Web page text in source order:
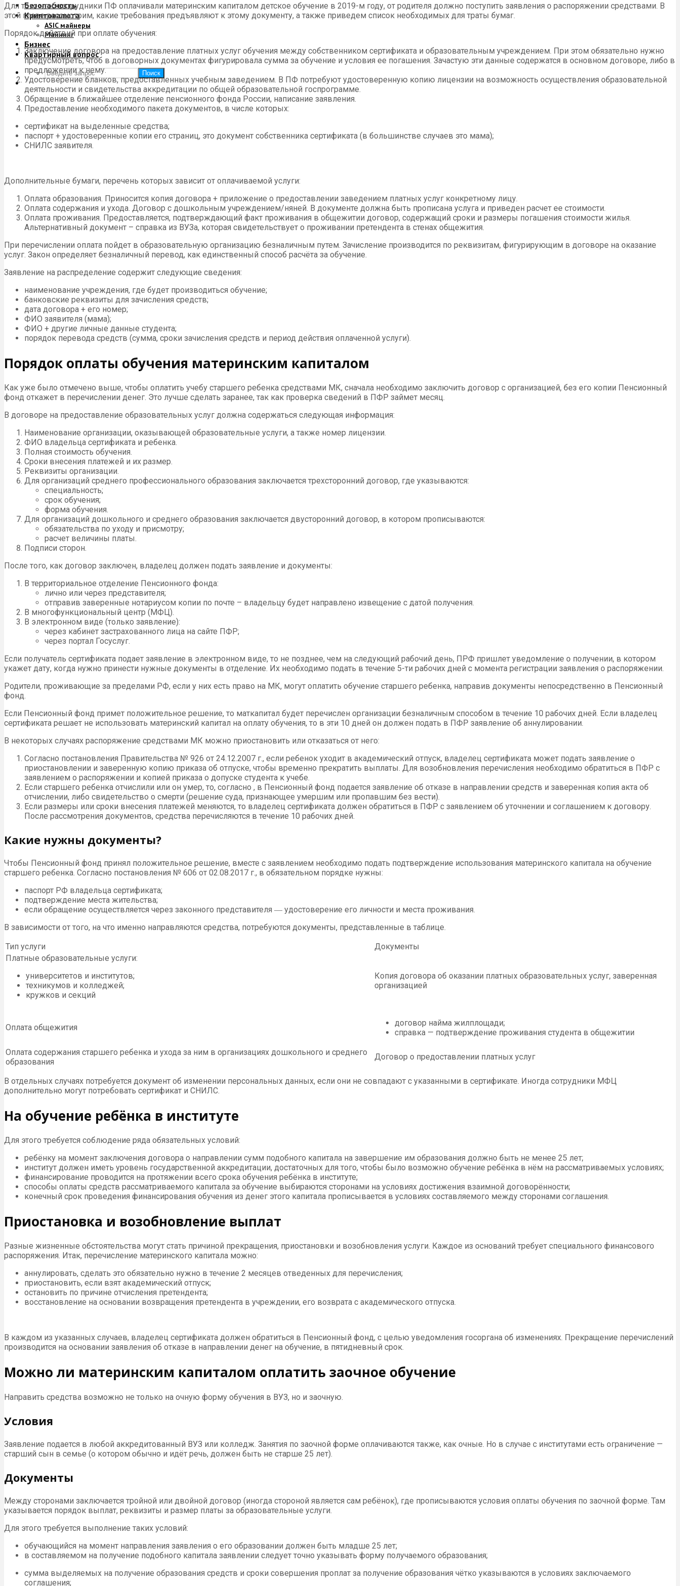
Безопасность
Криптовалюта
ASIC майнеры
Майнинг
Бизнес
Квартирный вопрос
Поиск
Для того чтоб сотрудники ПФ оплачивали материнским капиталом детское обучение в 2019-м году, от родителя должно поступить заявления о распоряжении средствами. В
этой главе рассмотрим, какие требования предъявляют к этому документу, а также приведем список необходимых для траты бумаг.
Порядок действий при оплате обучения:
Заключение договора на предоставление платных услуг обучения между собственником сертификата и образовательным учреждением. При этом обязательно нужно
предусмотреть, чтоб в договорных документах фигурировала сумма за обучение и условия ее погашения. Зачастую эти данные содержатся в основном договоре, либо в
предложении к нему.
Удостоверение бланков, предоставленных учебным заведением. В ПФ потребуют удостоверенную копию лицензии на возможность осуществления образовательной
деятельности и свидетельства аккредитации по общей образовательной госпрограмме.
Обращение в ближайшее отделение пенсионного фонда России, написание заявления.
Предоставление необходимого пакета документов, в числе которых:
сертификат на выделенные средства;
паспорт + удостоверенные копии его страниц, это документ собственника сертификата (в большинстве случаев это мама);
СНИЛС заявителя.
Дополнительные бумаги, перечень которых зависит от оплачиваемой услуги:
Оплата образования. Приносится копия договора + приложение о предоставлении заведением платных услуг конкретному лицу.
Оплата содержания и ухода. Договор с дошкольным учреждением/няней. В документе должна быть прописана услуга и приведен расчет ее стоимости.
Оплата проживания. Предоставляется, подтверждающий факт проживания в общежитии договор, содержащий сроки и размеры погашения стоимости жилья.
Альтернативный документ – справка из ВУЗа, которая свидетельствует о проживании претендента в стенах общежития.
При перечислении оплата пойдет в образовательную организацию безналичным путем. Зачисление производится по реквизитам, фигурирующим в договоре на оказание
услуг. Закон определяет безналичный перевод, как единственный способ расчёта за обучение.
Заявление на распределение содержит следующие сведения:
наименование учреждения, где будет производиться обучение;
банковские реквизиты для зачисления средств;
дата договора + его номер;
ФИО заявителя (мама);
ФИО + другие личные данные студента;
порядок перевода средств (сумма, сроки зачисления средств и период действия оплаченной услуги).
Порядок оплаты обучения материнским капиталом
Как уже было отмечено выше, чтобы оплатить учебу старшего ребенка средствами МК, сначала необходимо заключить договор с организацией, без его копии Пенсионный
фонд откажет в перечислении денег. Это лучше сделать заранее, так как проверка сведений в ПФР займет месяц.
В договоре на предоставление образовательных услуг должна содержаться следующая информация:
Наименование организации, оказывающей образовательные услуги, а также номер лицензии.
ФИО владельца сертификата и ребенка.
Полная стоимость обучения.
Сроки внесения платежей и их размер.
Реквизиты организации.
Для организаций среднего профессионального образования заключается трехсторонний договор, где указываются:
специальность;
срок обучения;
форма обучения.
Для организаций дошкольного и среднего образования заключается двусторонний договор, в котором прописываются:
обязательства по уходу и присмотру;
расчет величины платы.
Подписи сторон.
После того, как договор заключен, владелец должен подать заявление и документы:
В территориальное отделение Пенсионного фонда:
лично или через представителя;
отправив заверенные нотариусом копии по почте – владельцу будет направлено извещение с датой получения.
В многофункциональный центр (МФЦ).
В электронном виде (только заявление):
через кабинет застрахованного лица на сайте ПФР;
через портал Госуслуг.
Если получатель сертификата подает заявление в электронном виде, то не позднее, чем на следующий рабочий день, ПРФ пришлет уведомление о получении, в котором
укажет дату, когда нужно принести нужные документы в отделение. Их необходимо подать в течение 5-ти рабочих дней с момента регистрации заявления о распоряжении.
Родители, проживающие за пределами РФ, если у них есть право на МК, могут оплатить обучение старшего ребенка, направив документы непосредственно в Пенсионный
фонд.
Если Пенсионный фонд примет положительное решение, то маткапитал будет перечислен организации безналичным способом в течение 10 рабочих дней. Если владелец
сертификата решает не использовать материнский капитал на оплату обучения, то в эти 10 дней он должен подать в ПФР заявление об аннулировании.
В некоторых случаях распоряжение средствами МК можно приостановить или отказаться от него:
Согласно постановления Правительства № 926 от 24.12.2007 г., если ребенок уходит в академический отпуск, владелец сертификата может подать заявление о
приостановлении и заверенную копию приказа об отпуске, чтобы временно прекратить выплаты. Для возобновления перечисления необходимо обратиться в ПФР с
заявлением о распоряжении и копией приказа о допуске студента к учебе.
Если старшего ребенка отчислили или он умер, то, согласно , в Пенсионный фонд подается заявление об отказе в направлении средств и заверенная копия акта об
отчислении, либо свидетельство о смерти (решение суда, признающее умершим или пропавшим без вести).
Если размеры или сроки внесения платежей меняются, то владелец сертификата должен обратиться в ПФР с заявлением об уточнении и соглашением к договору.
После рассмотрения документов, средства перечисляются в течение 10 рабочих дней.
Какие нужны документы?
Чтобы Пенсионный фонд принял положительное решение, вместе с заявлением необходимо подать подтверждение использования материнского капитала на обучение
старшего ребенка. Согласно постановления № 606 от 02.08.2017 г., в обязательном порядке нужны:
паспорт РФ владельца сертификата;
подтверждение места жительства;
если обращение осуществляется через законного представителя ― удостоверение его личности и места проживания.
В зависимости от того, на что именно направляются средства, потребуются документы, представленные в таблице.
Тип услуги
Документы
Платные образовательные услуги:
университетов и институтов;
техникумов и колледжей;
кружков и секций
Копия договора об оказании платных образовательных услуг, заверенная
организацией
Оплата общежития
договор найма жилплощади;
справка — подтверждение проживания студента в общежитии
Оплата содержания старшего ребенка и ухода за ним в организациях дошкольного и среднего
образования
Договор о предоставлении платных услуг
В отдельных случаях потребуется документ об изменении персональных данных, если они не совпадают с указанными в сертификате. Иногда сотрудники МФЦ
дополнительно могут потребовать сертификат и СНИЛС.
На обучение ребёнка в институте
Для этого требуется соблюдение ряда обязательных условий:
ребёнку на момент заключения договора о направлении сумм подобного капитала на завершение им образования должно быть не менее 25 лет;
институт должен иметь уровень государственной аккредитации, достаточных для того, чтобы было возможно обучение ребёнка в нём на рассматриваемых условиях;
финансирование проводится на протяжении всего срока обучения ребёнка в институте;
способы оплаты средств рассматриваемого капитала за обучение выбираются сторонами на условиях достижения взаимной договорённости;
конечный срок проведения финансирования обучения из денег этого капитала прописывается в условиях составляемого между сторонами соглашения.
Приостановка и возобновление выплат
Разные жизненные обстоятельства могут стать причиной прекращения, приостановки и возобновления услуги. Каждое из оснований требует специального финансового
распоряжения. Итак, перечисление материнского капитала можно:
аннулировать, сделать это обязательно нужно в течение 2 месяцев отведенных для перечисления;
приостановить, если взят академический отпуск;
остановить по причине отчисления претендента;
восстановление на основании возвращения претендента в учреждении, его возврата с академического отпуска.
В каждом из указанных случаев, владелец сертификата должен обратиться в Пенсионный фонд, с целью уведомления госоргана об изменениях. Прекращение перечислений
производится на основании заявления об отказе в направлении денег на обучение, в пятидневный срок.
Можно ли материнским капиталом оплатить заочное обучение
Направить средства возможно не только на очную форму обучения в ВУЗ, но и заочную.
Условия
Заявление подается в любой аккредитованный ВУЗ или колледж. Занятия по заочной форме оплачиваются также, как очные. Но в случае с институтами есть ограничение —
старший сын в семье (о котором обычно и идёт речь, должен быть не старше 25 лет).
Документы
Между сторонами заключается тройной или двойной договор (иногда стороной является сам ребёнок), где прописываются условия оплаты обучения по заочной форме. Там
указывается порядок выплат, реквизиты и размер платы за образовательные услуги.
Для этого требуется выполнение таких условий:
обучающийся на момент направления заявления о его образовании должен быть младше 25 лет;
в составляемом на получение подобного капитала заявлении следует точно указывать форму получаемого образования;
сумма выделяемых на получение образования средств и сроки совершения проплат за получение образования чётко указываются в условиях заключаемого
соглашения;